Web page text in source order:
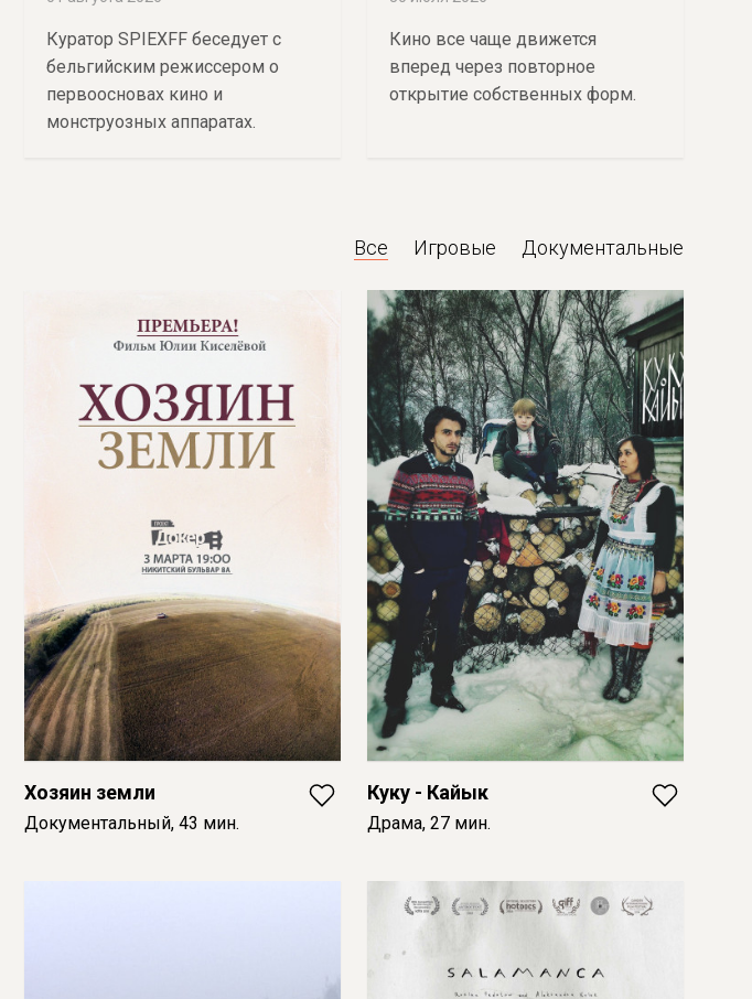
Куратор SPIEXFF беседует с
бельгийским режиссером о
первоосновах кино и
монструозных аппаратах.
Кино все чаще движется
вперед через повторное
открытие собственных форм.
Все Игровые Документальные
Хозяин земли
Документальный, 43 мин.
Куку - Кайык
Драма, 27 мин.